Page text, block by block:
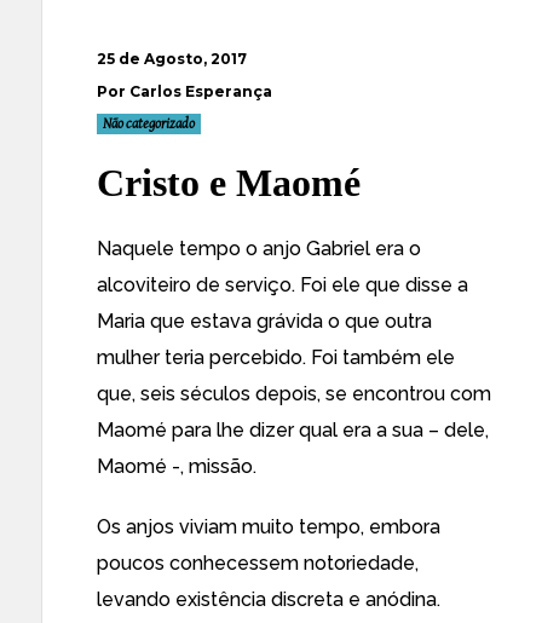
25 de Agosto, 2017
Por Carlos Esperança
Não categorizado
Cristo e Maomé
Naquele tempo o anjo Gabriel era o
alcoviteiro de serviço. Foi ele que disse a
Maria que estava grávida o que outra
mulher teria percebido. Foi também ele
que, seis séculos depois, se encontrou com
Maomé para lhe dizer qual era a sua – dele,
Maomé -, missão.
Os anjos viviam muito tempo, embora
poucos conhecessem notoriedade,
levando existência discreta e anódina.